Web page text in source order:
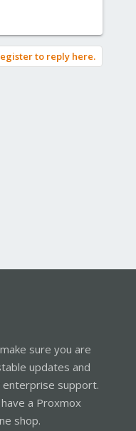
to reply here.
sure you are
updates and
enterprise support.
a Proxmox
shop.